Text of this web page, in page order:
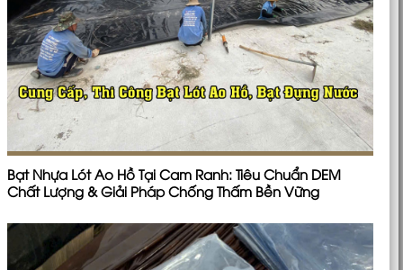
Bạt Nhựa Lót Ao Hồ Tại Cam Ranh: Tiêu Chuẩn DEM
Chất Lượng & Giải Pháp Chống Thấm Bền Vững